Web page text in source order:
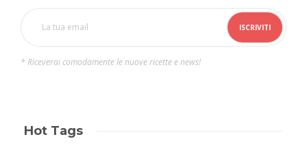
* Riceverai comodamente le nuove ricette e news!
Hot Tags